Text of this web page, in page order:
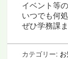
イベント等
いつでも何
ぜひ学務課
カテゴリー: